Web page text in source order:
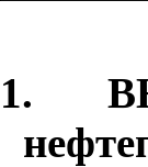
1.